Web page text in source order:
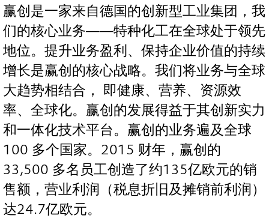
赢创是一家来自德国的创新型工业集团，我
们的核心业务——特种化工在全球处于领先
地位。提升业务盈利、保持企业价值的持续
增长是赢创的核心战略。我们将业务与全球
大趋势相结合， 即健康、营养、资源效
率、全球化。赢创的发展得益于其创新实力
和一体化技术平台。赢创的业务遍及全球
100 多个国家。2015 财年，赢创的
33,500 多名员工创造了约135亿欧元的销
售额，营业利润（税息折旧及摊销前利润）
达24.7亿欧元。